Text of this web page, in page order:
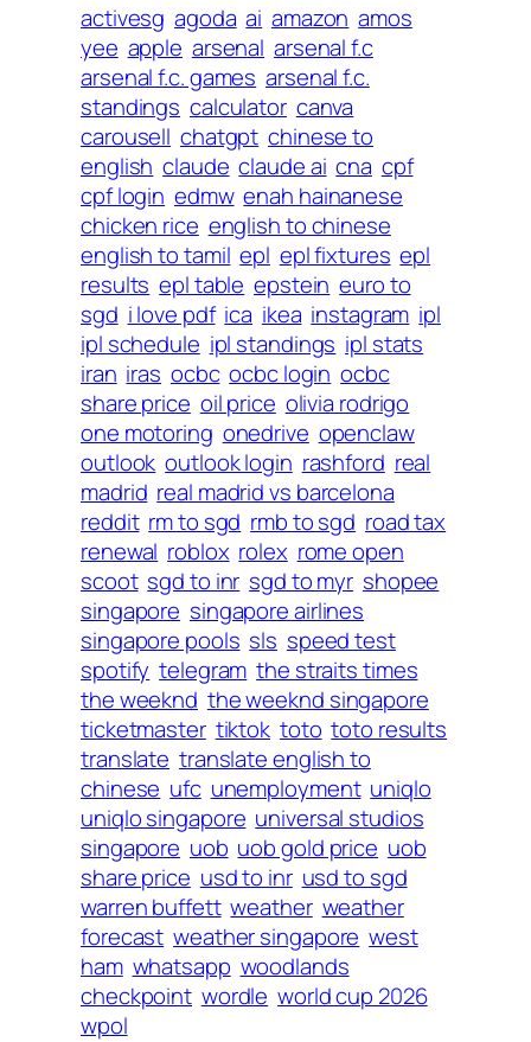
activesg agoda ai amazon amos
yee apple arsenal arsenal f.c
arsenal f.c. games arsenal f.c.
standings calculator canva
carousell chatgpt chinese to
english claude claude ai cna cpf
cpf login edmw enah hainanese
chicken rice english to chinese
english to tamil epl epl fixtures epl
results epl table epstein euro to
sgd i love pdf ica ikea instagram ipl
ipl schedule ipl standings ipl stats
iran iras ocbc ocbc login ocbc
share price oil price olivia rodrigo
one motoring onedrive openclaw
outlook outlook login rashford real
madrid real madrid vs barcelona
reddit rm to sgd rmb to sgd road tax
renewal roblox rolex rome open
scoot sgd to inr sgd to myr shopee
singapore singapore airlines
singapore pools sls speed test
spotify telegram the straits times
the weeknd the weeknd singapore
ticketmaster tiktok toto toto results
translate translate english to
chinese ufc unemployment uniqlo
uniqlo singapore universal studios
singapore uob uob gold price uob
share price usd to inr usd to sgd
warren buffett weather weather
forecast weather singapore west
ham whatsapp woodlands
checkpoint wordle world cup 2026
wpol